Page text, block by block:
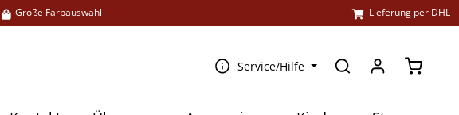
Große Farbauswahl Lieferung per DHL
Service/Hilfe